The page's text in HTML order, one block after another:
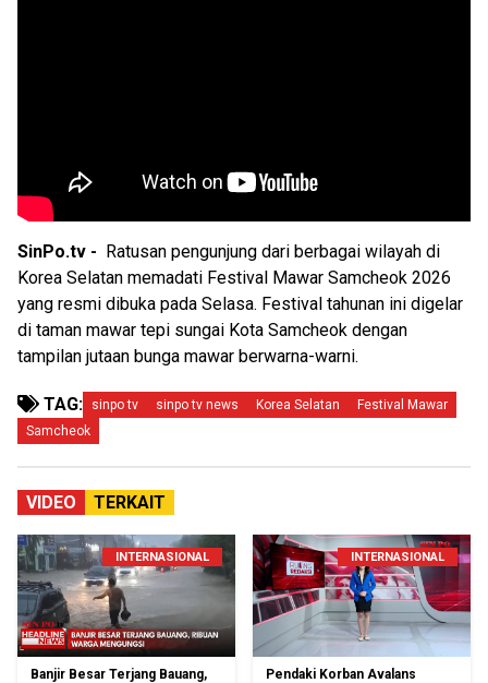
SinPo.tv -
Ratusan pengunjung dari berbagai wilayah di
Korea Selatan memadati Festival Mawar Samcheok 2026
yang resmi dibuka pada Selasa. Festival tahunan ini digelar
di taman mawar tepi sungai Kota Samcheok dengan
tampilan jutaan bunga mawar berwarna-warni.
TAG: sinpo tv sinpo tv news Korea Selatan
Festival Mawar
Samcheok
VIDEO TERKAIT
INTERNASIONAL
Banjir Besar Terjang Bauang,
INTERNASIONAL
Pendaki Korban Avalans